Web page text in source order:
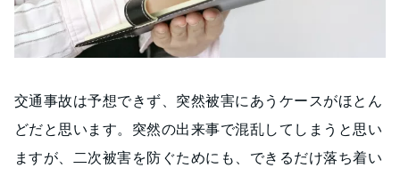
交通事故は予想できず、突然被害にあうケースがほとん
どだと思います。突然の出来事で混乱してしまうと思い
ますが、二次被害を防ぐためにも、できるだけ落ち着い